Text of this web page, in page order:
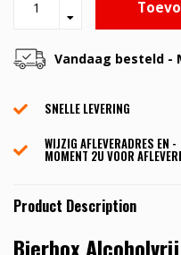
Vandaag besteld -
SNELLE LEVERING
WIJZIG AFLEVERADRES EN -
MOMENT 2U VOOR
Product Description
Bierbox Alcoholvrij